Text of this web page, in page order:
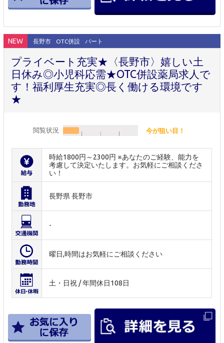
NEW 長野市 OTC併設 パート
プライベート充実★〈長野市〉嬉しい土
日休み◎小児科応需★OTC併設薬局求人で
す！福利厚生充実◎長く働ける環境です
★
閲覧状況 今が狙い目！
時給1800円～2300円 ※あなたのご経験、能力を
考慮して決定いたします。お気軽にご相談くださ
い！
長野県 長野市
-
曜日,時間はお気軽にご相談ください
土・日祝 / 年間休日108日